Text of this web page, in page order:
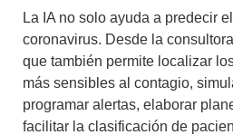
La IA no solo ayuda a predecir
coronavirus. Desde la
que también permite localizar
más sensibles al contagio,
programar alertas, elaborar
facilitar la clasificación de